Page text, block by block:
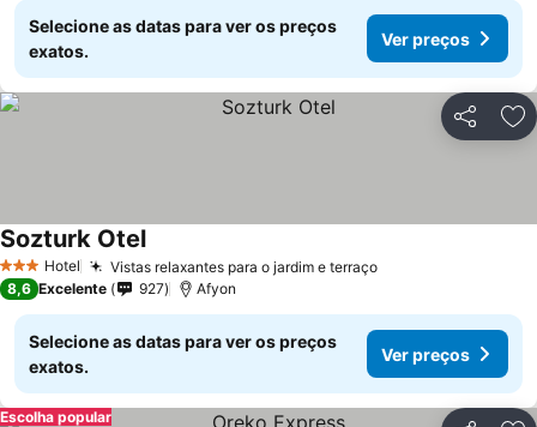
Selecione as datas para ver os preços
exatos.
Ver preços
Partilhar
3 EstrelasHotel Vistas relaxantes para o jardim e terraço
Sozturk Otel
8,6 Excelente 927 Afyon
Selecione as datas para ver os preços
exatos.
Ver preços
Escolha popular